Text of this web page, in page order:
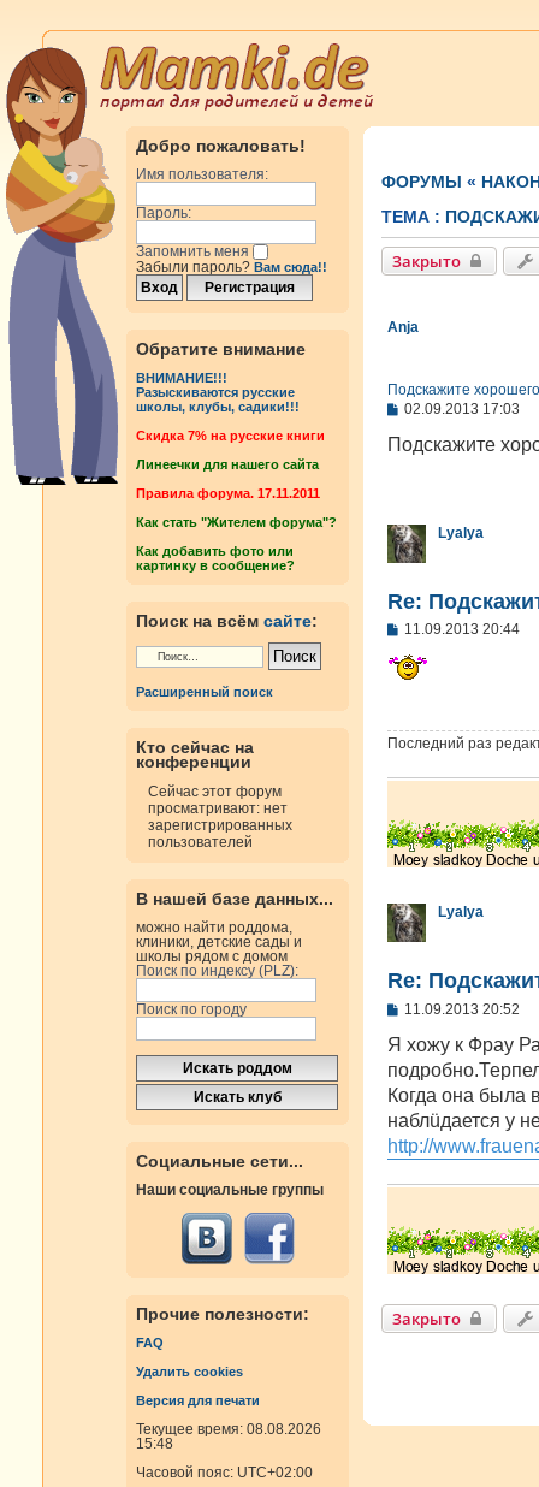
Добро пожаловать!
Имя пользователя:
Пароль:
Запомнить меня
Забыли пароль? Вам сюда!!
Обратите внимание
ВНИМАНИЕ!!!
Разыскиваются русские
школы, клубы, садики!!!
Cкидка 7% на русские книги
Линеечки для нашего сайта
Правила форума. 17.11.2011
Как стать "Жителем форума"?
Как добавить фото или
картинку в сообщение?
Поиск на всём сайте:
Расширенный поиск
Кто сейчас на
конференции
Сейчас этот форум
просматривают: нет
зарегистрированных
пользователей
В нашей базе данных...
можно найти роддома,
клиники, детские сады и
школы рядом с домом
Поиск по индексу (PLZ):
Поиск по городу
Социальные сети...
Наши социальные группы
Прочие полезности:
FAQ
Удалить cookies
Версия для печати
Текущее время: 08.08.2026
15:48
Часовой пояс: UTC+02:00
ФОРУМЫ «
ТЕМА :
Закрыто
Anja
Подскажите
С
о
и
е
02.09.2013 17:03
Подскажите
Lyalya
Re:
С
о
б
н
и
11.09.2013 20:44
Последний раз
Lyalya
Re:
С
о
щ
е
и
е
11.09.2013 20:52
Я хожу к Фрау
Когда она была
наблüдается у
http://
Закрыто